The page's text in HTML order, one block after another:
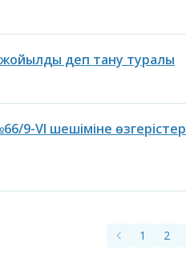
жойылды деп тану туралы
9-VI шешіміне өзгерістер
1 2